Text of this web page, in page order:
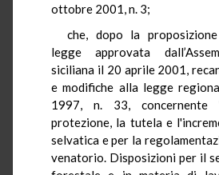
ottobre 2001, n. 3;
che, dopo la
legge approvata
siciliana il 20 aprile 2001,
e modifiche alla legge
1997, n. 33,
protezione, la tutela e
selvatica e per la
venatorio. Disposizioni per il